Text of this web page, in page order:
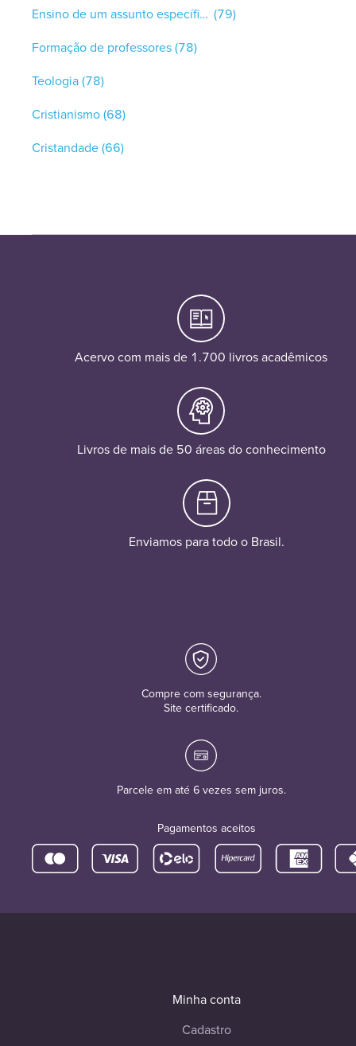
Ensino de um assunto específico (79)
Formação de professores(78)
Teologia(78)
Cristianismo(68)
Cristandade(66)
Acervo com mais de 1.700 livros acadêmicos
Livros de mais de 50 áreas do conhecimento
Enviamos para todo o Brasil.
Compre com segurança.
Site certificado.
Parcele em até 6 vezes sem juros.
Pagamentos aceitos
Minha conta
Cadastro